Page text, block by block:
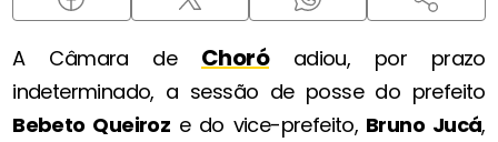
A Câmara de Choróadiou, por prazo
indeterminado, a sessão de posse do prefeito
Bebeto Queiroz e do vice-prefeito, Bruno Jucá,